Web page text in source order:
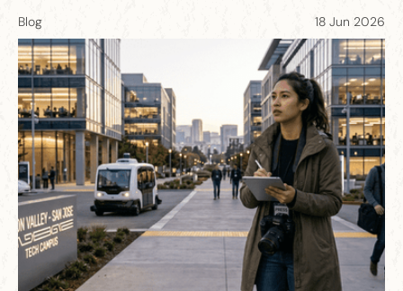
Blog 18 Jun 2026